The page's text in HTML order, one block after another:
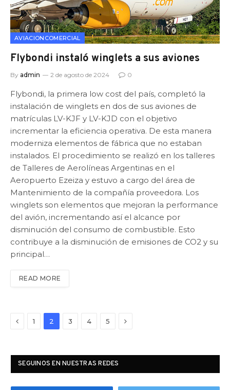
AVIACIONCOMERCIAL
Flybondi instaló winglets a sus aviones
By admin 2 de agosto de 2024 0
Flybondi, la primera low cost del país, completó la
instalación de winglets en dos de sus aviones de
matrículas LV-KJF y LV-KJD con el objetivo
incrementar la eficiencia operativa. De esta manera
moderniza elementos de fábrica que no estaban
instalados. El procedimiento se realizó en los talleres
de Talleres de Aerolíneas Argentinas en el
Aeropuerto Ezeiza y estuvo a cargo del área de
Mantenimiento de la compañía proveedora. Los
winglets son elementos que mejoran la performance
del avión, incrementando así el alcance por
disminución del consumo de combustible. Esto
contribuye a la disminución de emisiones de CO2 y su
principal…
READ MORE
Previous
1 2 3 4 5 Next
SEGUINOS EN NUESTRAS REDES